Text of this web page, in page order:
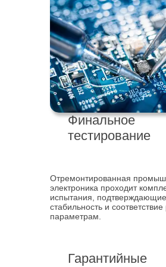
Финальное
тестирование
Отремонтированная
электроника проходит
испытания, подтверждающие
стабильность и
параметрам.
Гарантийные